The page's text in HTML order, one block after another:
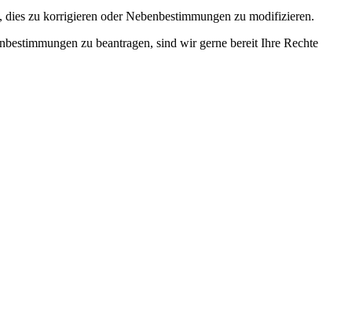
zu korrigieren oder Nebenbestimmungen zu modifizieren.
zu beantragen, sind wir gerne bereit Ihre Rechte